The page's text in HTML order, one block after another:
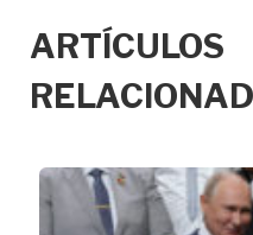
ARTÍCULOS